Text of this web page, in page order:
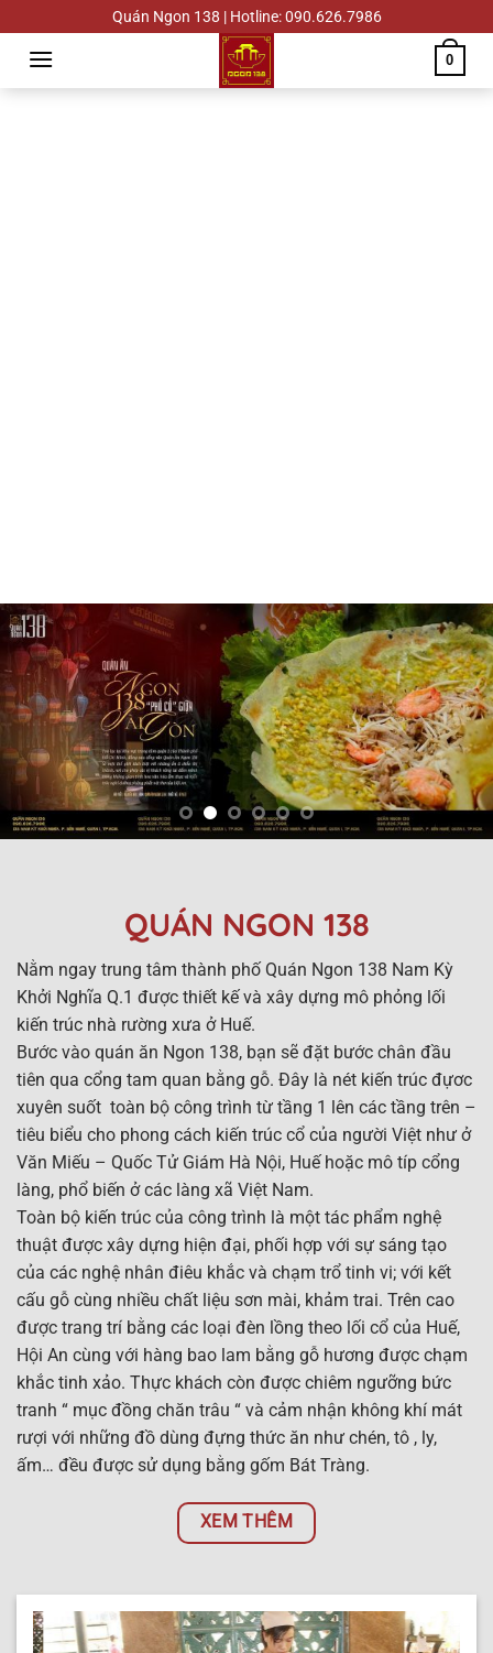
đến
dung
Quán Ngon 138 | Hotline: 090.626.7986
0
QUÁN NGON 138
Nằm ngay trung tâm thành phố Quán Ngon 138 Nam Kỳ
Khởi Nghĩa Q.1 được thiết kế và xây dựng mô phỏng lối
kiến trúc nhà rường xưa ở Huế.
Bước vào quán ăn Ngon 138, bạn sẽ đặt bước chân đầu
tiên qua cổng tam quan bằng gỗ. Đây là nét kiến trúc đựơc
xuyên suốt toàn bộ công trình từ tầng 1 lên các tầng trên –
tiêu biểu cho phong cách kiến trúc cổ của người Việt như ở
Văn Miếu – Quốc Tử Giám Hà Nội, Huế hoặc mô típ cổng
làng, phổ biến ở các làng xã Việt Nam.
Toàn bộ kiến trúc của công trình là một tác phẩm nghệ
thuật được xây dựng hiện đại, phối hợp với sự sáng tạo
của các nghệ nhân điêu khắc và chạm trổ tinh vi; với kết
cấu gỗ cùng nhiều chất liệu sơn mài, khảm trai. Trên cao
được trang trí bằng các loại đèn lồng theo lối cổ của Huế,
Hội An cùng với hàng bao lam bằng gỗ hương được chạm
khắc tinh xảo. Thực khách còn được chiêm ngưỡng bức
tranh “ mục đồng chăn trâu “ và cảm nhận không khí mát
rượi với những đồ dùng đựng thức ăn như chén, tô , ly,
ấm… đều được sử dụng bằng gốm Bát Tràng.
XEM THÊM